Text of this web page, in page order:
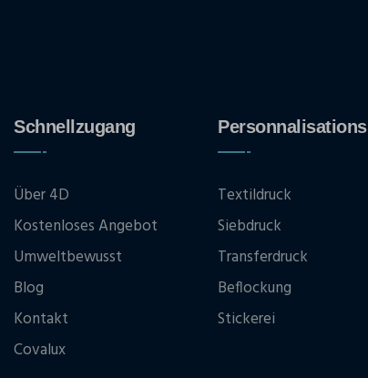
Schnellzugang
Über 4D
Kostenloses Angebot
Umweltbewusst
Blog
Kontakt
Covalux
Personnalisations
Textildruck
Siebdruck
Transferdruck
Beflockung
Stickerei